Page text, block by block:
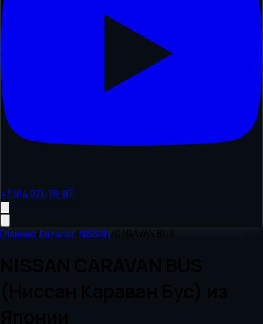
+7 914 071-78-87
Главная/Каталог/NISSAN/CARAVAN BUS